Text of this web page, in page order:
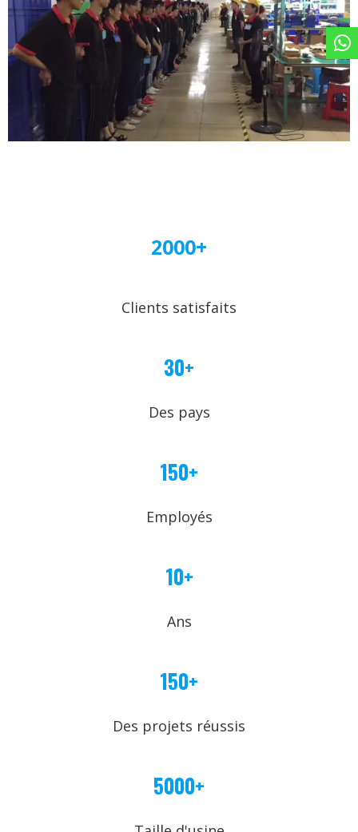
2000+
Clients satisfaits
30+
Des pays
150+
Employés
10+
Ans
150+
Des projets réussis
5000+